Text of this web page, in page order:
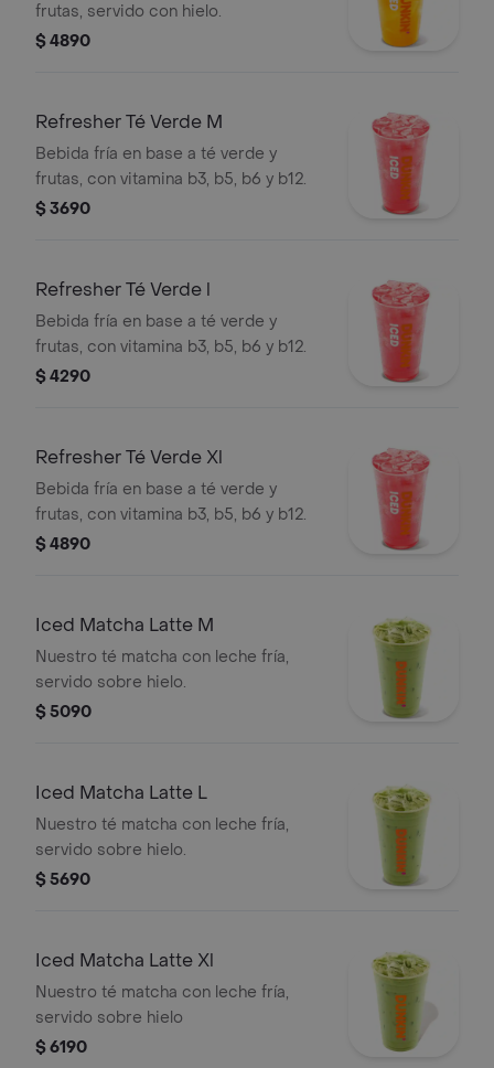
frutas, servido con hielo.
$ 4890
Refresher Té Verde M
Bebida fría en base a té verde y
frutas, con vitamina b3, b5, b6 y b12.
$ 3690
Refresher Té Verde l
Bebida fría en base a té verde y
frutas, con vitamina b3, b5, b6 y b12.
$ 4290
Refresher Té Verde Xl
Bebida fría en base a té verde y
frutas, con vitamina b3, b5, b6 y b12.
$ 4890
Iced Matcha Latte M
Nuestro té matcha con leche fría,
servido sobre hielo.
$ 5090
Iced Matcha Latte L
Nuestro té matcha con leche fría,
servido sobre hielo.
$ 5690
Iced Matcha Latte Xl
Nuestro té matcha con leche fría,
servido sobre hielo
$ 6190